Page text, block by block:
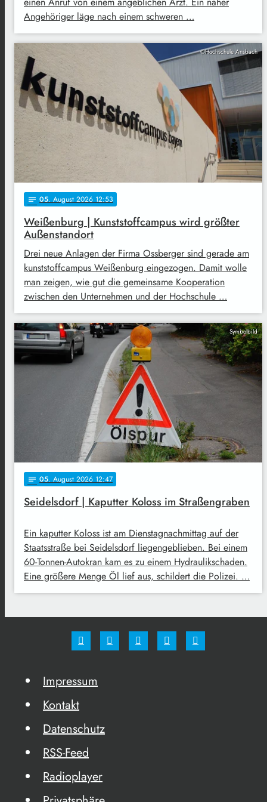
Angehöriger läge nach einem schweren …
©Hochschule Ansbach
notes 05. August 2026 12:53
Weißenburg | Kunststoffcampus wird größter
Außenstandort
Drei neue Anlagen der Firma Ossberger sind gerade am
kunststoffcampus Weißenburg eingezogen. Damit wolle
man zeigen, wie gut die gemeinsame Kooperation
zwischen den Unternehmen und der Hochschule …
Symbolbild
notes 05. August 2026 12:47
Seidelsdorf | Kaputter Koloss im Straßengraben
Ein kaputter Koloss ist am Dienstagnachmittag auf der
Staatsstraße bei Seidelsdorf liegengeblieben. Bei einem
60-Tonnen-Autokran kam es zu einem Hydraulikschaden.
Eine größere Menge Öl lief aus, schildert die Polizei. …
Impressum
Kontakt
Datenschutz
RSS-Feed
Radioplayer